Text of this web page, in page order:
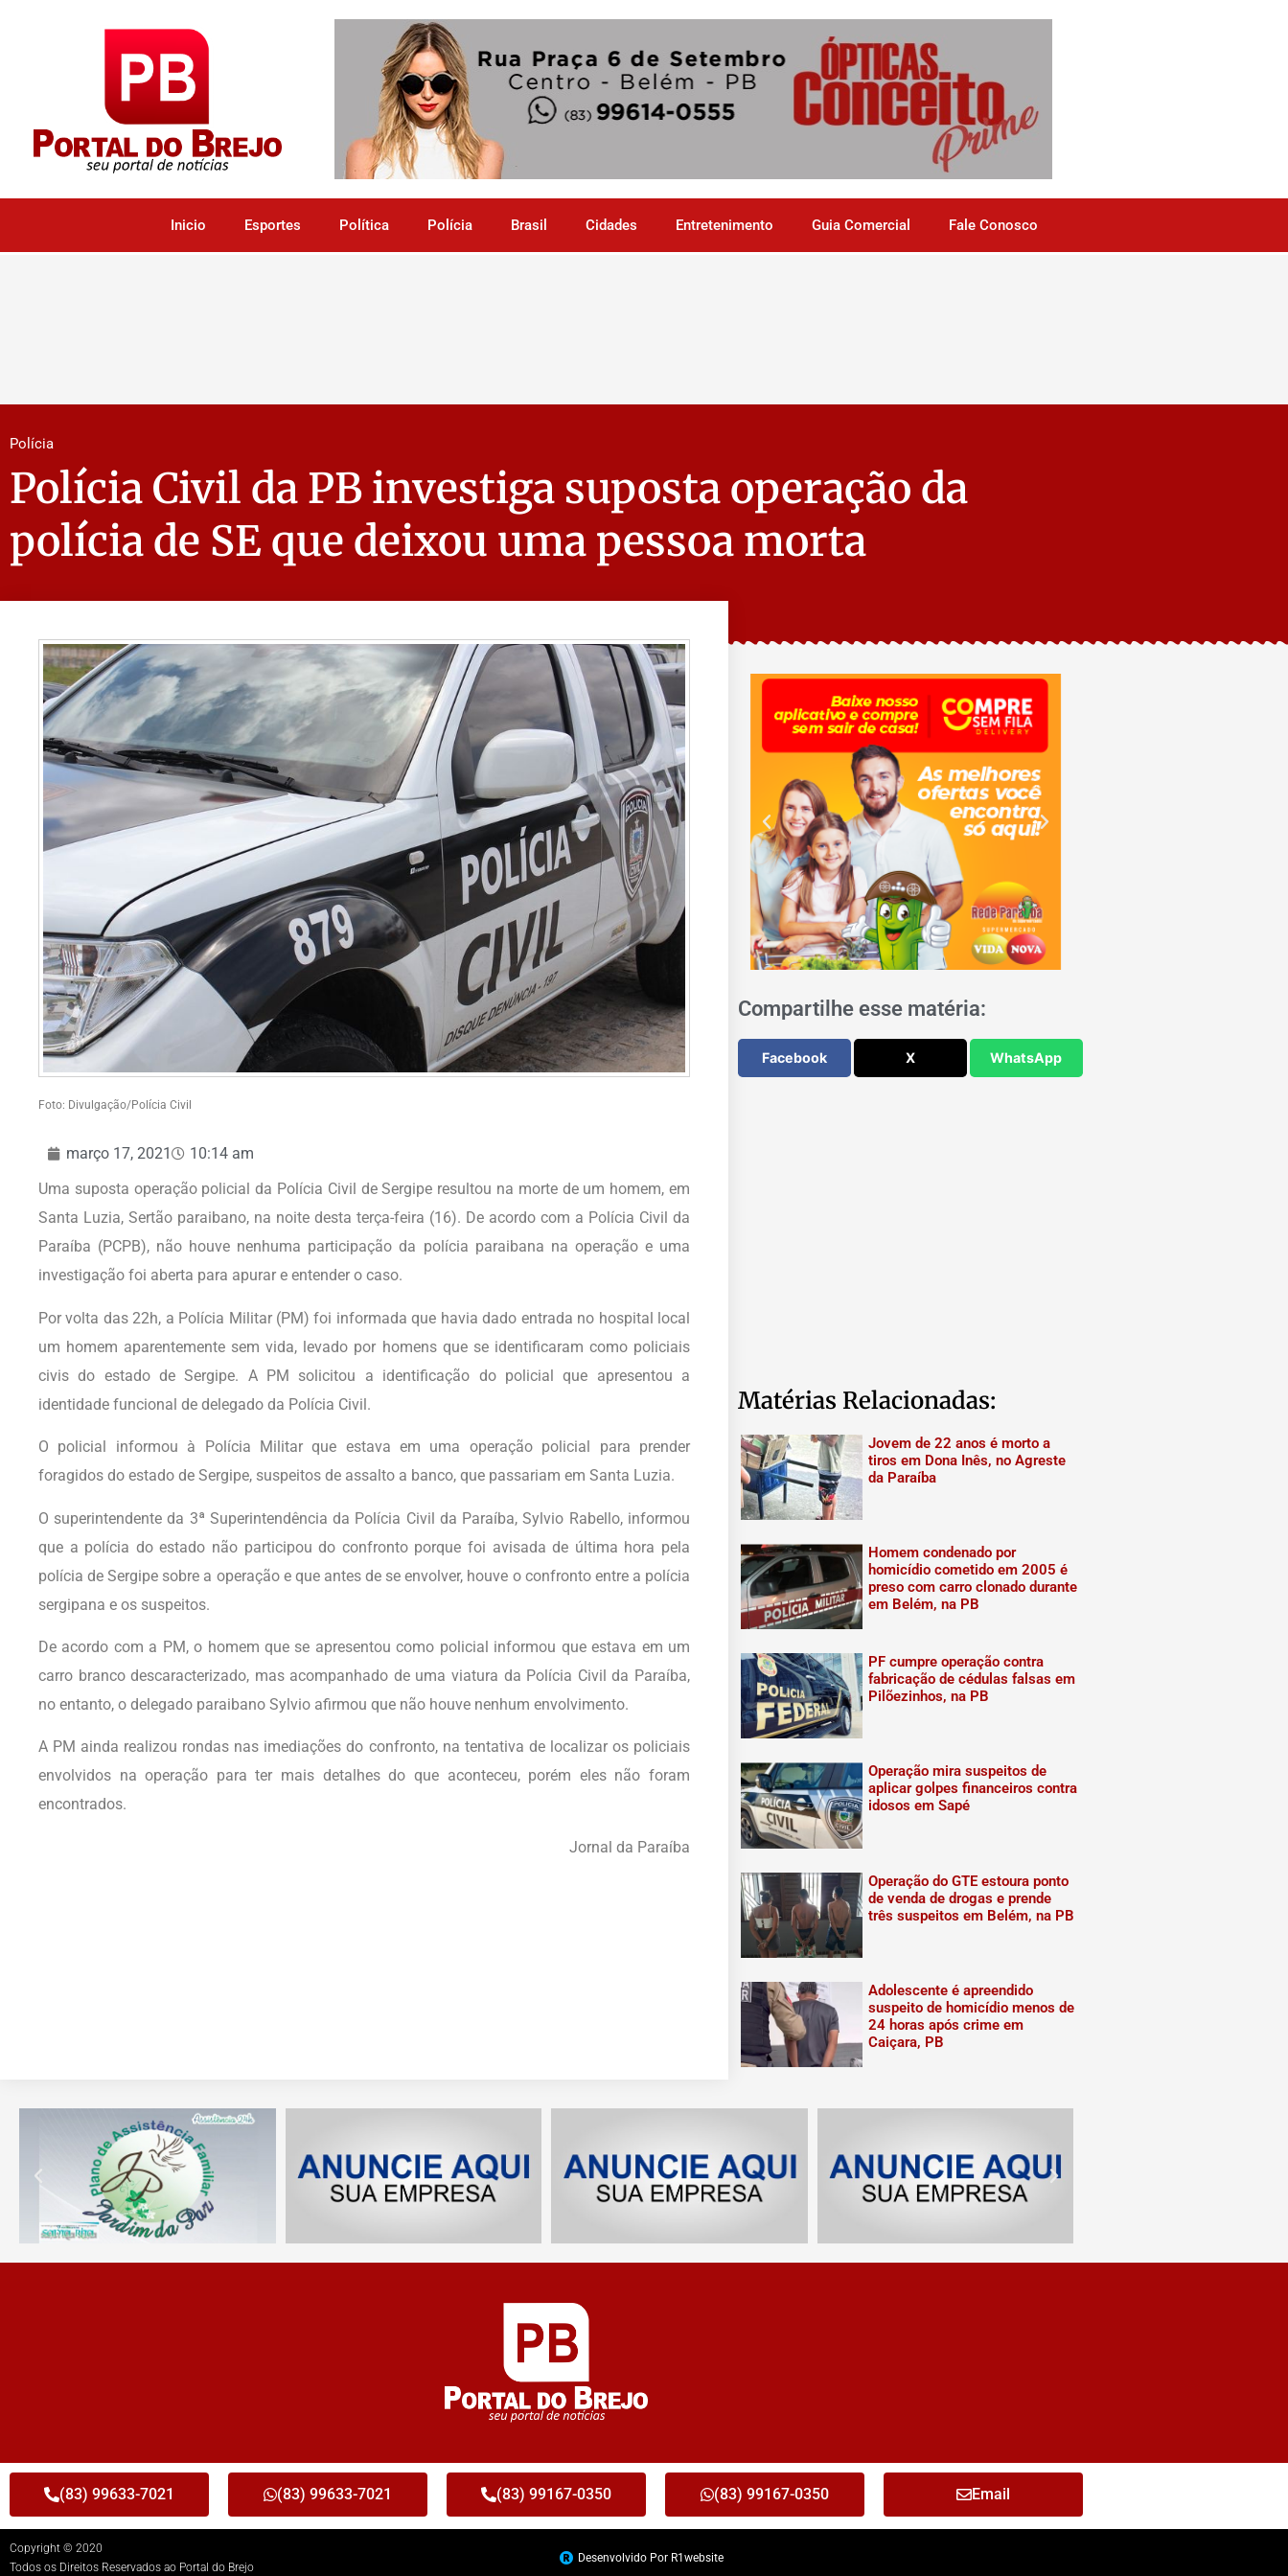
Inicio Esportes Política Polícia Brasil Cidades Entretenimento Guia Comercial Fale Conosco
Polícia
Polícia Civil da PB investiga suposta operação da
polícia de SE que deixou uma pessoa morta
Foto: Divulgação/Polícia Civil
março 17, 2021
10:14 am
Uma suposta operação policial da Polícia Civil de Sergipe resultou na morte de um homem, em
Santa Luzia, Sertão paraibano, na noite desta terça-feira (16). De acordo com a Polícia Civil da
Paraíba (PCPB), não houve nenhuma participação da polícia paraibana na operação e uma
investigação foi aberta para apurar e entender o caso.
Por volta das 22h, a Polícia Militar (PM) foi informada que havia dado entrada no hospital local
um homem aparentemente sem vida, levado por homens que se identificaram como policiais
civis do estado de Sergipe. A PM solicitou a identificação do policial que apresentou a
identidade funcional de delegado da Polícia Civil.
O policial informou à Polícia Militar que estava em uma operação policial para prender
foragidos do estado de Sergipe, suspeitos de assalto a banco, que passariam em Santa Luzia.
O superintendente da 3ª Superintendência da Polícia Civil da Paraíba, Sylvio Rabello, informou
que a polícia do estado não participou do confronto porque foi avisada de última hora pela
polícia de Sergipe sobre a operação e que antes de se envolver, houve o confronto entre a polícia
sergipana e os suspeitos.
De acordo com a PM, o homem que se apresentou como policial informou que estava em um
carro branco descaracterizado, mas acompanhado de uma viatura da Polícia Civil da Paraíba,
no entanto, o delegado paraibano Sylvio afirmou que não houve nenhum envolvimento.
A PM ainda realizou rondas nas imediações do confronto, na tentativa de localizar os policiais
envolvidos na operação para ter mais detalhes do que aconteceu, porém eles não foram
encontrados.
Jornal da Paraíba
Compartilhe esse matéria:
Facebook X WhatsApp
Matérias Relacionadas:
Jovem de 22 anos é morto a
tiros em Dona Inês, no Agreste
da Paraíba
Homem condenado por
homicídio cometido em 2005 é
preso com carro clonado durante
em Belém, na PB
PF cumpre operação contra
fabricação de cédulas falsas em
Pilõezinhos, na PB
Operação mira suspeitos de
aplicar golpes financeiros contra
idosos em Sapé
Operação do GTE estoura ponto
de venda de drogas e prende
três suspeitos em Belém, na PB
Adolescente é apreendido
suspeito de homicídio menos de
24 horas após crime em
Caiçara, PB
(83) 99633-7021 (83) 99633-7021 (83) 99167-0350 (83) 99167-0350 Email
Copyright © 2020
Todos os Direitos Reservados ao Portal do Brejo
Desenvolvido Por R1website